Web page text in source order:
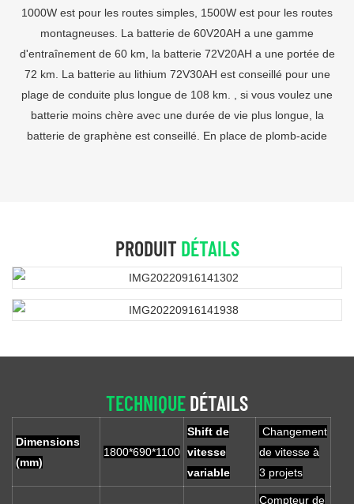
1000W est pour les routes simples, 1500W est pour les routes
montagneuses. La batterie de 60V20AH a une gamme
d'entraînement de 60 km, la batterie 72V20AH a une portée de
72 km. La batterie au lithium 72V30AH est conseillé pour une
plage de conduite plus longue de 108 km. , si vous voulez une
batterie moins chère avec une durée de vie plus longue, la
batterie de graphène est conseillé. En place de plomb-acide
PRODUIT DÉTAILS
TECHNIQUEDÉTAILS
Dimensions
(mm)
1800*690*1100
Shift de
vitesse
variable
Changement
de vitesse à
3 projets
Compteur de